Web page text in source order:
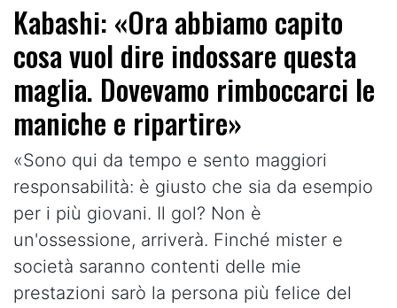
Kabashi: «Ora abbiamo capito
cosa vuol dire indossare questa
maglia. Dovevamo rimboccarci le
maniche e ripartire»
«Sono qui da tempo e sento maggiori
responsabilità: è giusto che sia da esempio
per i più giovani. Il gol? Non è
un'ossessione, arriverà. Finché mister e
società saranno contenti delle mie
prestazioni sarò la persona più felice del